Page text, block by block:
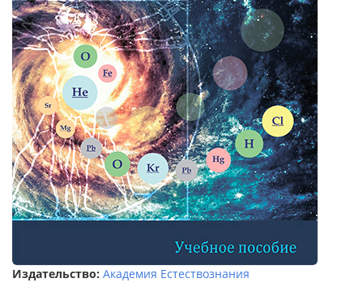
Издательство: Академия Естествознания